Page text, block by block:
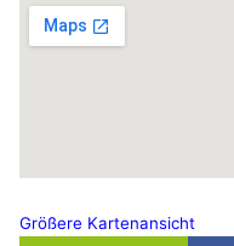
Größere Kartenansicht